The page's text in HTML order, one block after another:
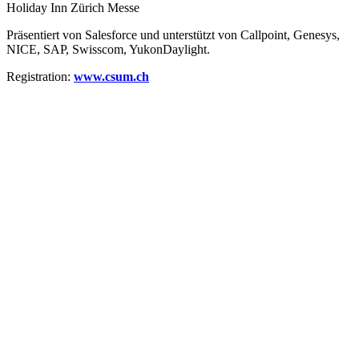
Holiday Inn Zürich Messe
Präsentiert von Salesforce und unterstützt von Callpoint, Genesys,
NICE, SAP, Swisscom, YukonDaylight.
Registration: www.csum.ch